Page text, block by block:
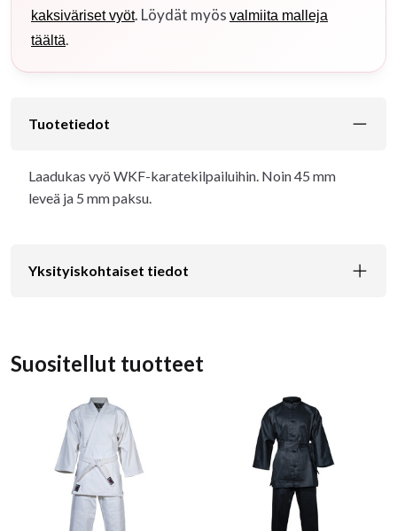
kaksiväriset vyöt. Löydät myös valmiita malleja
täältä.
Tuotetiedot
Laadukas vyö WKF-karatekilpailuihin. Noin 45 mm
leveä ja 5 mm paksu.
Yksityiskohtaiset tiedot
Suositellut tuotteet